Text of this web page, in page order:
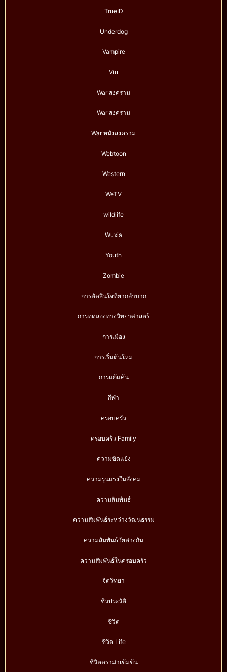
TrueID
Underdog
Vampire
Viu
War สงคราม
War สงคราม
War หนังสงคราม
Webtoon
Western
WeTV
wildlife
Wuxia
Youth
Zombie
การตัดสินใจที่ยากลำบาก
การทดลองทางวิทยาศาสตร์
การเมือง
การเริ่มต้นใหม่
การแก้แค้น
กีฬา
ครอบครัว
ครอบครัว Family
ความขัดแย้ง
ความรุนแรงในสังคม
ความสัมพันธ์
ความสัมพันธ์ระหว่างวัฒนธรรม
ความสัมพันธ์วัยต่างกัน
ความสัมพันธ์ในครอบครัว
จิตวิทยา
ชีวประวัติ
ชีวิต
ชีวิต Life
ชีวิตดราม่าเข้มข้น